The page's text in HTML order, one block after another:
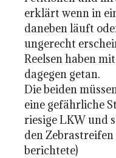
erklärt wenn in
daneben läuft
ungerecht
Reelsen haben
dagegen getan.
Die beiden
eine gefährliche
riesige LKW und
den Zebrastreifen
berichtete)